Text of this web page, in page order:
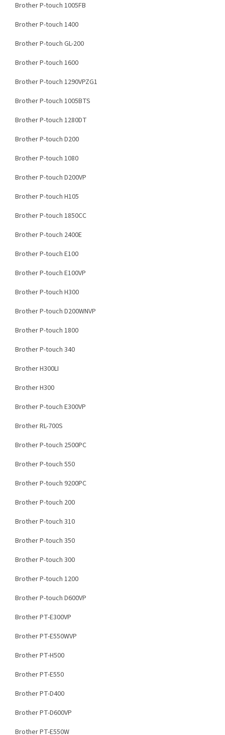
Brother P-touch 1005FB
Brother P-touch 1400
Brother P-touch GL-200
Brother P-touch 1600
Brother P-touch 1290VPZG1
Brother P-touch 1005BTS
Brother P-touch 1280DT
Brother P-touch D200
Brother P-touch 1080
Brother P-touch D200VP
Brother P-touch H105
Brother P-touch 1850CC
Brother P-touch 2400E
Brother P-touch E100
Brother P-touch E100VP
Brother P-touch H300
Brother P-touch D200WNVP
Brother P-touch 1800
Brother P-touch 340
Brother H300LI
Brother H300
Brother P-touch E300VP
Brother RL-700S
Brother P-touch 2500PC
Brother P-touch 550
Brother P-touch 9200PC
Brother P-touch 200
Brother P-touch 310
Brother P-touch 350
Brother P-touch 300
Brother P-touch 1200
Brother P-touch D600VP
Brother PT-E300VP
Brother PT-E550WVP
Brother PT-H500
Brother PT-E550
Brother PT-D400
Brother PT-D600VP
Brother PT-E550W